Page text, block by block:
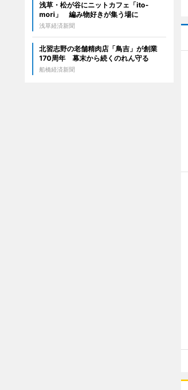
浅草・松が谷にニットカフェ「ito-
mori」 編み物好きが集う場に
浅草経済新聞
北習志野の老舗精肉店「鳥吉」が創業
170周年 幕末から続くのれん守る
船橋経済新聞